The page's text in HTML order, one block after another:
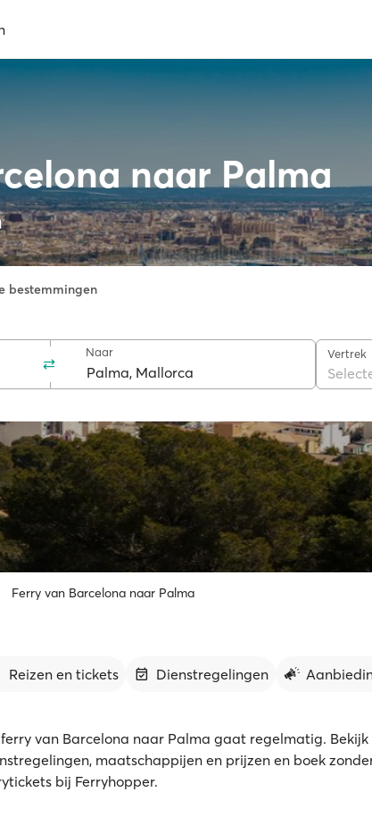
naar Palma
bestemmingen
Naar Vertrek
Ferry van Barcelona naar Palma
Reizen en tickets Dienstregelingen
van Barcelona naar Palma gaat regelmatig.
maatschappijen en prijzen en boek
bij Ferryhopper.